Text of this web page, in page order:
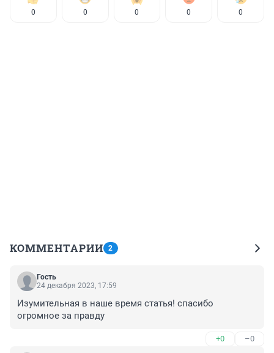
0 0 0 0 0
КОММЕНТАРИИ 2
Гость
24 декабря 2023, 17:59
Изумительная в наше время статья! спасибо
огромное за правду
+0 –0